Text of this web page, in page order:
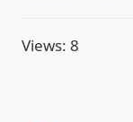
Views: 8